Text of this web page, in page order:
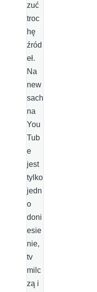
zuć
troc
hę
źród
eł.
Na
new
sach
na
You
Tub
e
jest
tylko
jedn
o
doni
esie
nie,
tv
milc
zą i